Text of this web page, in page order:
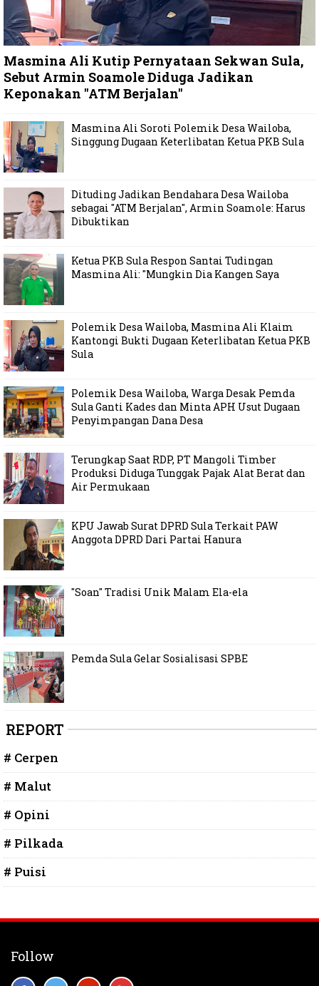
Masmina Ali Kutip Pernyataan Sekwan Sula,
Sebut Armin Soamole Diduga Jadikan
Keponakan "ATM Berjalan"
Masmina Ali Soroti Polemik Desa Wailoba,
Singgung Dugaan Keterlibatan Ketua PKB Sula
Dituding Jadikan Bendahara Desa Wailoba
sebagai "ATM Berjalan", Armin Soamole: Harus
Dibuktikan
Ketua PKB Sula Respon Santai Tudingan
Masmina Ali: "Mungkin Dia Kangen Saya
Polemik Desa Wailoba, Masmina Ali Klaim
Kantongi Bukti Dugaan Keterlibatan Ketua PKB
Sula
Polemik Desa Wailoba, Warga Desak Pemda
Sula Ganti Kades dan Minta APH Usut Dugaan
Penyimpangan Dana Desa
Terungkap Saat RDP, PT Mangoli Timber
Produksi Diduga Tunggak Pajak Alat Berat dan
Air Permukaan
KPU Jawab Surat DPRD Sula Terkait PAW
Anggota DPRD Dari Partai Hanura
"Soan" Tradisi Unik Malam Ela-ela
Pemda Sula Gelar Sosialisasi SPBE
REPORT
# Cerpen
# Malut
# Opini
# Pilkada
# Puisi
Follow